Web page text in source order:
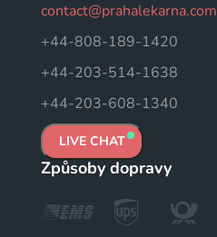
contact@prahalekarna.com
+44-808-189-1420
+44-203-514-1638
+44-203-608-1340
LIVE CHAT
Způsoby dopravy